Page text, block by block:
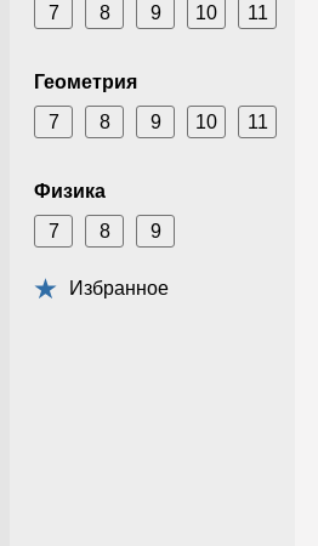
7
8 9 10 11
Геометрия
7
8 9 10 11
Физика
7
8 9
Избранное